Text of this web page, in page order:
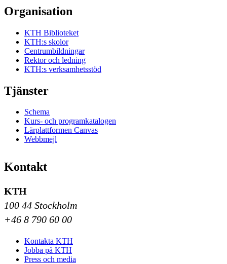
Organisation
KTH Biblioteket
KTH:s skolor
Centrumbildningar
Rektor och ledning
KTH:s verksamhetsstöd
Tjänster
Schema
Kurs- och programkatalogen
Lärplattformen Canvas
Webbmejl
Kontakt
KTH
100 44 Stockholm
+46 8 790 60 00
Kontakta KTH
Jobba på KTH
Press och media